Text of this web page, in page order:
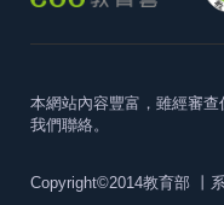
本網站內容豐富，雖經審查
我們聯絡。
Copyright©2014教育部 丨